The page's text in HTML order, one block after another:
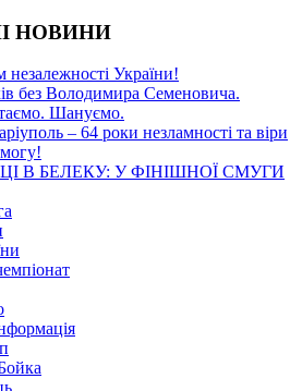
НОВИНИ
незалежності України!
без Володимира Семеновича.
Шануємо.
– 64 роки незламності та віри
В БЕЛЕКУ: У ФІНІШНОЇ СМУГИ